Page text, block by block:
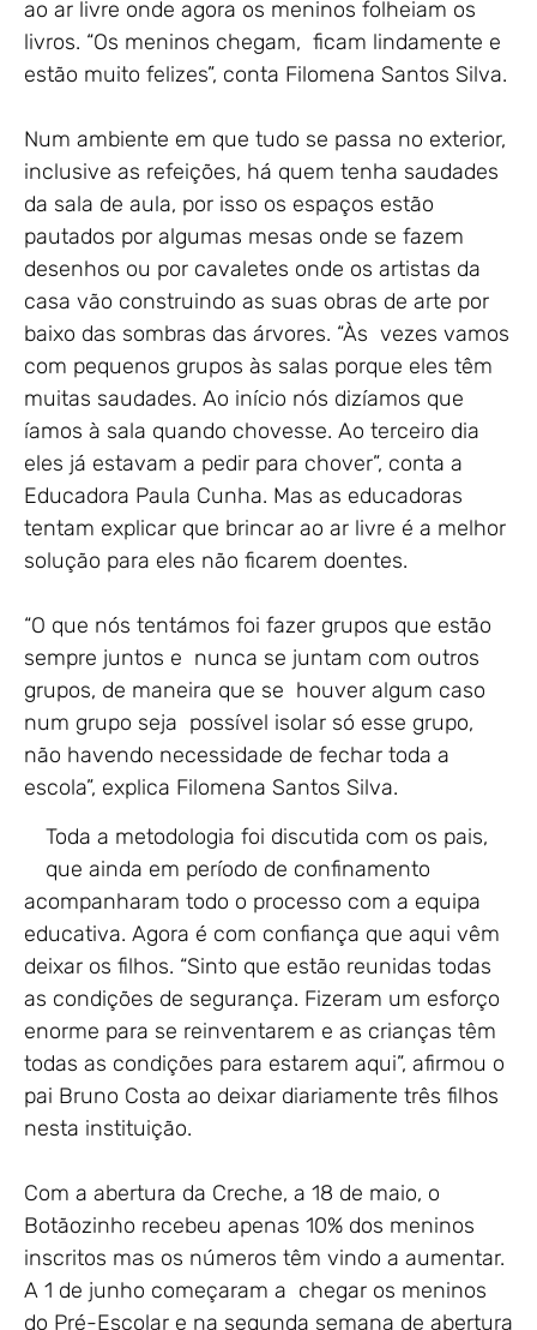
ao ar livre onde agora os meninos folheiam os
livros. “Os meninos chegam, ficam lindamente e
estão muito felizes”, conta Filomena Santos Silva.
Num ambiente em que tudo se passa no exterior,
inclusive as refeições, há quem tenha saudades
da sala de aula, por isso os espaços estão
pautados por algumas mesas onde se fazem
desenhos ou por cavaletes onde os artistas da
casa vão construindo as suas obras de arte por
baixo das sombras das árvores. “Às vezes vamos
com pequenos grupos às salas porque eles têm
muitas saudades. Ao início nós dizíamos que
íamos à sala quando chovesse. Ao terceiro dia
eles já estavam a pedir para chover”, conta a
Educadora Paula Cunha. Mas as educadoras
tentam explicar que brincar ao ar livre é a melhor
solução para eles não ficarem doentes.
“O que nós tentámos foi fazer grupos que estão
sempre juntos e nunca se juntam com outros
grupos, de maneira que se houver algum caso
num grupo seja possível isolar só esse grupo,
não havendo necessidade de fechar toda a
escola”, explica Filomena Santos Silva.
Toda a metodologia foi discutida com os pais,
que ainda em período de confinamento
acompanharam todo o processo com a equipa
educativa. Agora é com confiança que aqui vêm
deixar os filhos. “Sinto que estão reunidas todas
as condições de segurança. Fizeram um esforço
enorme para se reinventarem e as crianças têm
todas as condições para estarem aqui”, afirmou o
pai Bruno Costa ao deixar diariamente três filhos
nesta instituição.
Com a abertura da Creche, a 18 de maio, o
Botãozinho recebeu apenas 10% dos meninos
inscritos mas os números têm vindo a aumentar.
A 1 de junho começaram a chegar os meninos
do Pré-Escolar e na segunda semana de abertura